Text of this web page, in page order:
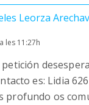
Leorza
les 11:27h
es: Lidia
profundo os